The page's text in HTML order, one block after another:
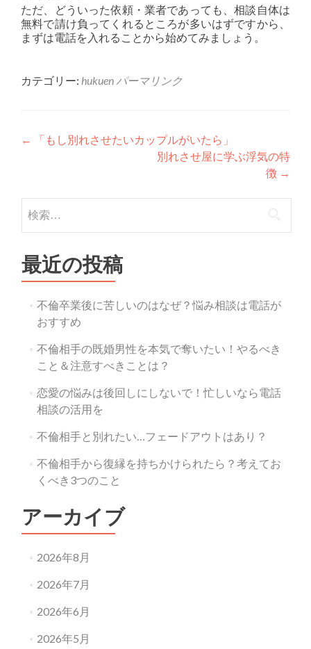
ただ、どういった依頼・業者であっても、相談自体は
無料で請け負ってくれるところが多いはずですから、
まずは電話を入れることから始めてみましょう。
カテゴリー: hukuen パーマリンク
投稿ナビゲーション
←
「もし別れさせたいカップルがいたら」
別れさせ屋に学ぶ浮気の特
徴 →
検索:
最近の投稿
不倫卒業後に苦しいのはなぜ？悩み相談は電話が
おすすめ
不倫相手の既婚男性を本気で奪いたい！やるべき
こと＆注意すべきことは？
恋愛の悩みは後回しにしないで！忙しいなら電話
相談の活用を
不倫相手と別れたい…フェードアウトはあり？
不倫相手から復縁を持ちかけられたら？考えてお
くべき3つのこと
アーカイブ
2026年8月
2026年7月
2026年6月
2026年5月